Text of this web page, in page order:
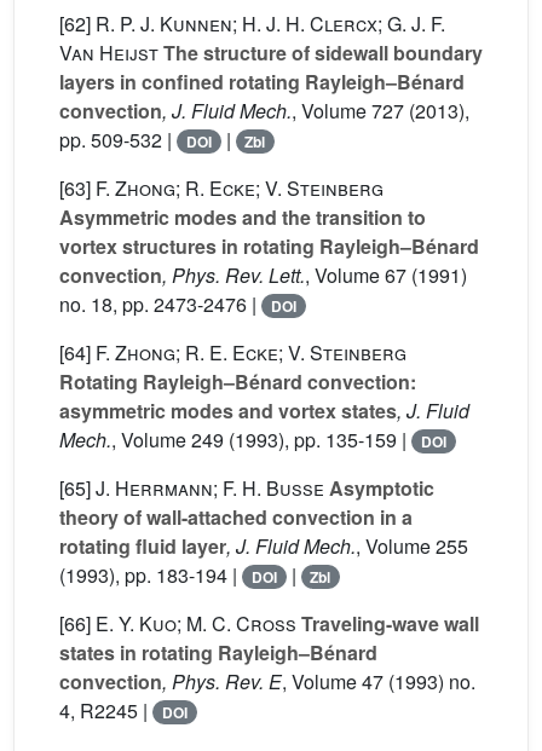
[62] R. P. J. Kunnen; H. J. H. Clercx; G. J. F.
Van HeijstThe structure of sidewall boundary
layers in confined rotating Rayleigh–Bénard
convection, J. Fluid Mech., Volume 727 (2013),
pp. 509-532 |
DOI | Zbl
[63] F. Zhong; R. Ecke; V. Steinberg
Asymmetric modes and the transition to
vortex structures in rotating Rayleigh–Bénard
convection, Phys. Rev. Lett., Volume 67 (1991)
no. 18, pp. 2473-2476 |
DOI
[64] F. Zhong; R. E. Ecke; V. Steinberg
Rotating Rayleigh–Bénard convection:
asymmetric modes and vortex states, J. Fluid
Mech., Volume 249 (1993), pp. 135-159 | DOI
[65]J. Herrmann; F. H. Busse Asymptotic
theory of wall-attached convection in a
rotating fluid layer, J. Fluid Mech., Volume 255
(1993), pp. 183-194 |
DOI | Zbl
[66] E. Y. Kuo; M. C. Cross Traveling-wave wall
states in rotating Rayleigh–Bénard
convection, Phys. Rev. E, Volume 47 (1993) no.
4, R2245 |
DOI